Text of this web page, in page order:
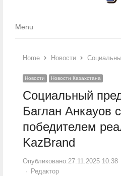
Menu
Menu
Home Новости
Новости Новости Казахстана
Социальный
Баглан Анкауов
победителем
KazBrand
Опубликовано:27.11.2025 10:38
Author
Редактор